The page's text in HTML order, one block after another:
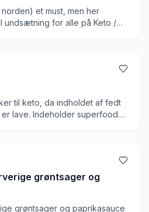
et must, men her
undsætning for alle på Keto /
kulhydrater, hvis du spiser
til keto, da indholdet af fedt
lave. Indeholder superfood
grøntsager og
grøntsager og paprikasauce